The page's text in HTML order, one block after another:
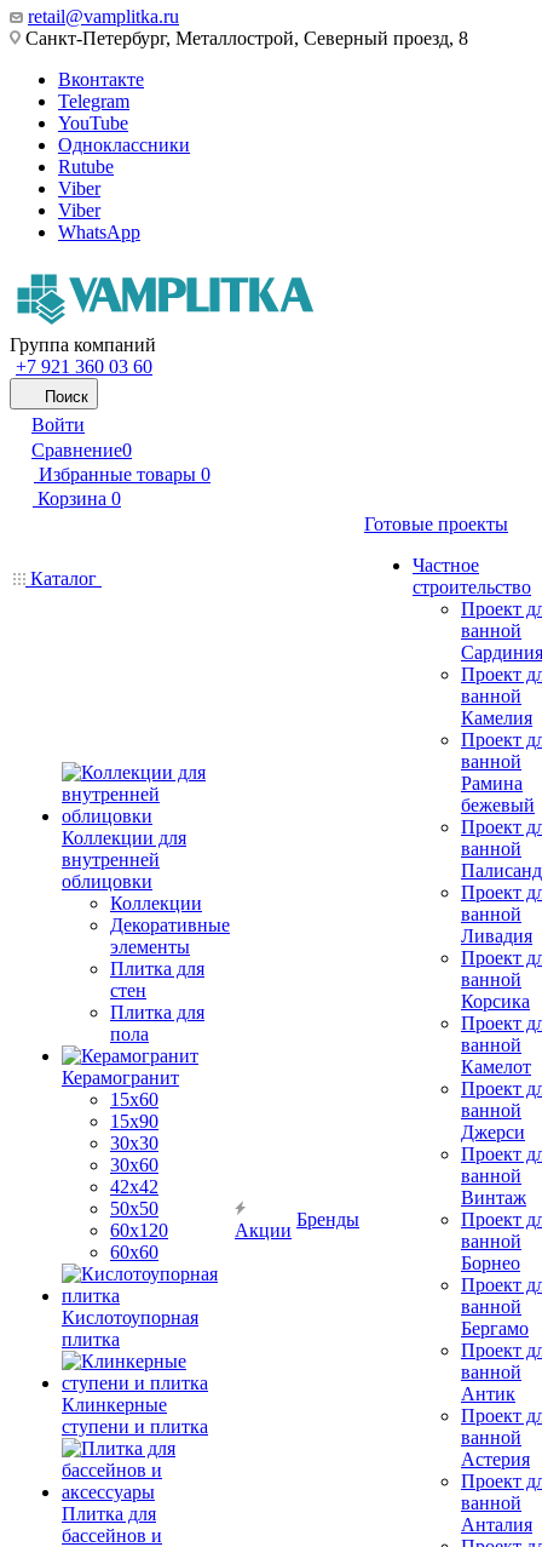
retail@vamplitka.ru
Санкт-Петербург, Металлострой, Северный проезд, 8
Вконтакте
Telegram
YouTube
Одноклассники
Rutube
Viber
Viber
WhatsApp
Группа компаний
+7 921 360 03 60
Поиск
Войти
Сравнение0
Избранные товары 0
Корзина 0
Каталог
Коллекции для
внутренней
облицовки
Коллекции
Декоративные
элементы
Плитка для
стен
Плитка для
пола
Керамогранит
15х60
15x90
30х30
30х60
42х42
50х50
60х120
60х60
Кислотоупорная
плитка
Клинкерные
ступени и плитка
Плитка для
бассейнов и
Акции
Бренды
Готовые проекты
Частное
строительство
Проект
ванной
Сардиния
Проект
ванной
Камелия
Проект
ванной
Рамина
бежевый
Проект
ванной
Проект
ванной
Ливадия
Проект
ванной
Корсика
Проект
ванной
Камелот
Проект
ванной
Джерси
Проект
ванной
Винтаж
Проект
ванной
Борнео
Проект
ванной
Бергамо
Проект
ванной
Антик
Проект
ванной
Астерия
Проект
ванной
Анталия